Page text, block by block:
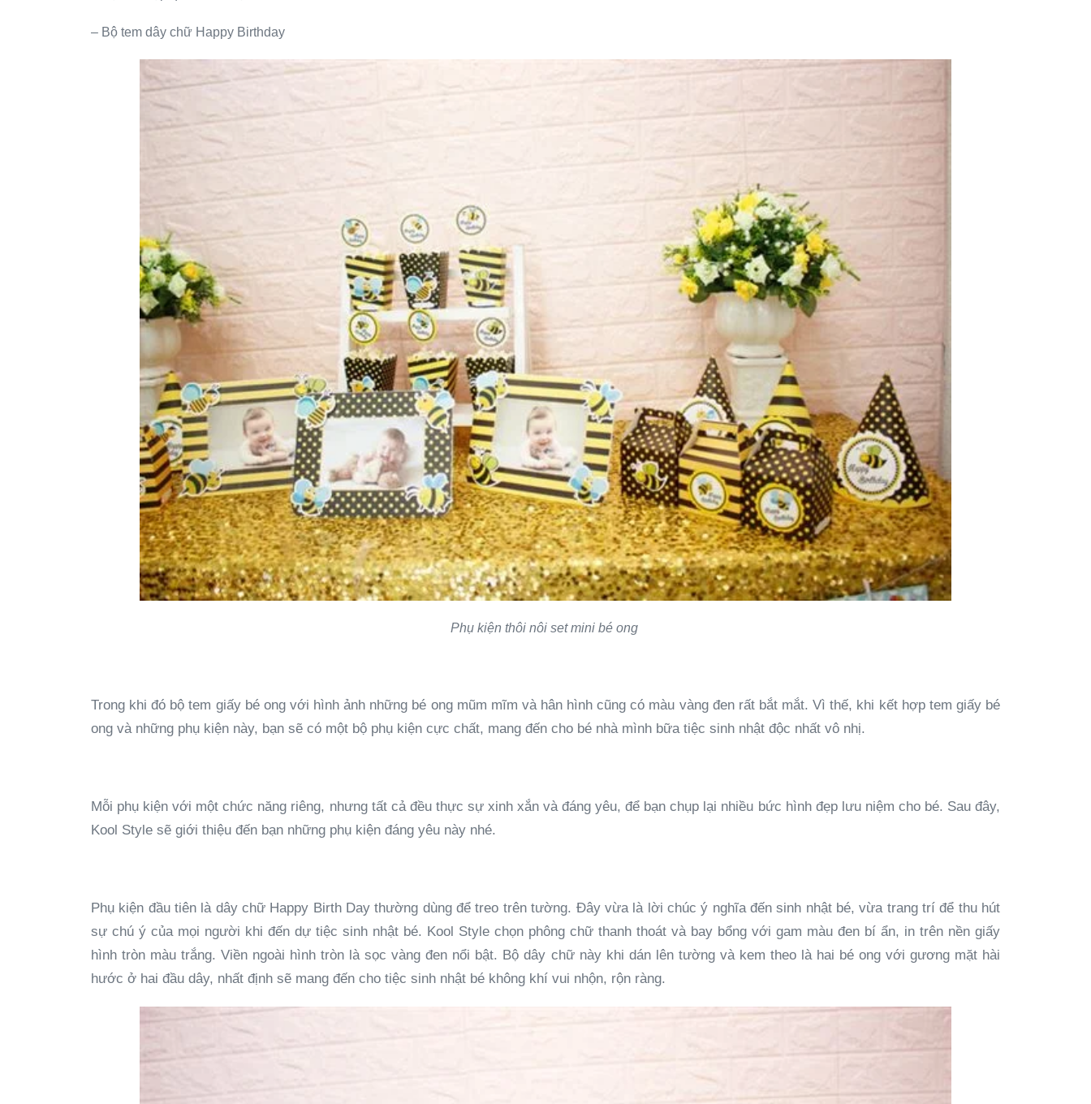
– Bộ tem dây chữ Happy Birthday
Phụ kiện thôi nôi set mini bé ong
Trong khi đó bộ tem giấy bé ong với hình ảnh những bé ong mũm mĩm và hân hình cũng có màu vàng đen rất bắt mắt. Vì thế, khi kết hợp tem giấy bé
ong và những phụ kiện này, bạn sẽ có một bộ phụ kiện cực chất, mang đến cho bé nhà mình bữa tiệc sinh nhật độc nhất vô nhị.
Mỗi phụ kiện với một chức năng riêng, nhưng tất cả đều thực sự xinh xắn và đáng yêu, để bạn chụp lại nhiều bức hình đẹp lưu niệm cho bé. Sau đây,
Kool Style sẽ giới thiệu đến bạn những phụ kiện đáng yêu này nhé.
Phụ kiện đầu tiên là dây chữ Happy Birth Day thường dùng để treo trên tường. Đây vừa là lời chúc ý nghĩa đến sinh nhật bé, vừa trang trí để thu hút
sự chú ý của mọi người khi đến dự tiệc sinh nhật bé. Kool Style chọn phông chữ thanh thoát và bay bổng với gam màu đen bí ẩn, in trên nền giấy
hình tròn màu trắng. Viền ngoài hình tròn là sọc vàng đen nổi bật. Bộ dây chữ này khi dán lên tường và kem theo là hai bé ong với gương mặt hài
hước ở hai đầu dây, nhất định sẽ mang đến cho tiệc sinh nhật bé không khí vui nhộn, rộn ràng.